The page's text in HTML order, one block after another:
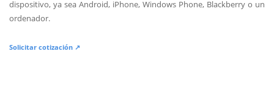
dispositivo, ya sea Android, iPhone, Windows Phone, Blackberry o un
ordenador.
Solicitar cotización ↗